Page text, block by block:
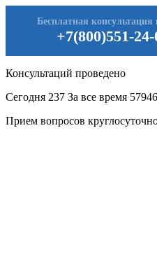
+7(800)551-24-
Бесплатная консультация
Консультаций проведено
Сегодня 237 За все время
Прием вопросов